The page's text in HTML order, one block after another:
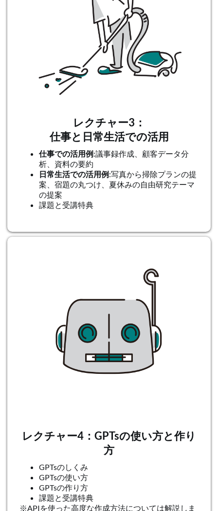
レクチャー3：
仕事と日常生活での活用
仕事での活用例:議事録作成、顧客データ分
析、資料の要約
日常生活での活用例:写真から掃除プランの提
案、宿題の丸つけ、夏休みの自由研究テーマ
の提案
課題と受講特典
レクチャー4：GPTsの使い方と作り
方
GPTsのしくみ
GPTsの使い方
GPTsの作り方
課題と受講特典
※APIを使った高度な作成方法については解説しま